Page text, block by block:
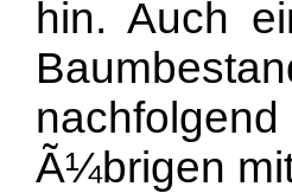
hin. Auch
Ã¼brigen